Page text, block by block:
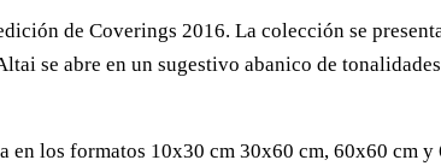
de Coverings 2016. La colección se
se abre en un sugestivo abanico de
en los formatos 10x30 cm 30x60 cm, 60x60 cm